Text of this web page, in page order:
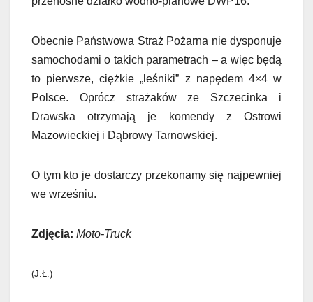
Obecnie Państwowa Straż Pożarna nie dysponuje
samochodami o takich parametrach – a więc będą
to pierwsze, ciężkie „leśniki” z napędem 4×4 w
Polsce. Oprócz strażaków ze Szczecinka i
Drawska otrzymają je komendy z Ostrowi
Mazowieckiej i Dąbrowy Tarnowskiej.
O tym kto je dostarczy przekonamy się najpewniej
we wrześniu.
Zdjęcia: Moto-Truck
(J.Ł.)